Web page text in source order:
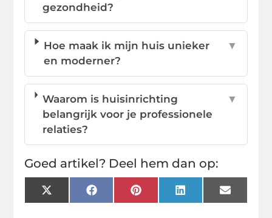
gezondheid?
Hoe maak ik mijn huis unieker
en moderner?
▼
Waarom is huisinrichting
belangrijk voor je professionele
relaties?
▼
Goed artikel? Deel hem dan op:
X
(Twitter)
FacebookPinterestLinkedInEmail